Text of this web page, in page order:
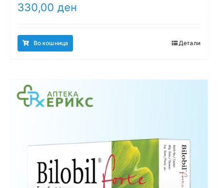
330,00 ден
Во кошница Детали